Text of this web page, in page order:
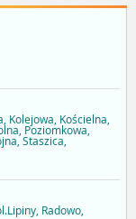
Kolejowa, Kościelna,
Poziomkowa,
Staszica,
Radowo,